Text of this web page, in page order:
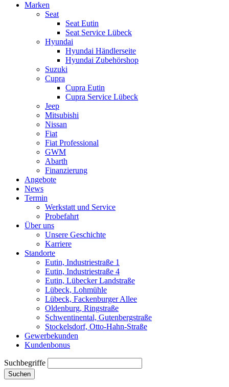
Marken
Seat
Seat Eutin
Seat Service Lübeck
Hyundai
Hyundai Händlerseite
Hyundai Zubehörshop
Suzuki
Cupra
Cupra Eutin
Cupra Service Lübeck
Jeep
Mitsubishi
Nissan
Fiat
Fiat Professional
GWM
Abarth
Finanzierung
Angebote
News
Termin
Werkstatt und Service
Probefahrt
Über uns
Unsere Geschichte
Karriere
Standorte
Eutin, Industriestraße 1
Eutin, Industriestraße 4
Eutin, Lübecker Landstraße
Lübeck, Lohmühle
Lübeck, Fackenburger Allee
Oldenburg, Ringstraße
Schwentinental, Gutenbergstraße
Stockelsdorf, Otto-Hahn-Straße
Gewerbekunden
Kundenbonus
Suchbegriffe
Suchen